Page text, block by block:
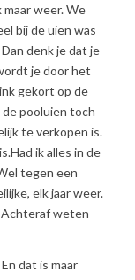
weer. We
bij de uien was
denk je dat je
je door het
gekort op de
pooluien toch
te verkopen is.
ik alles in de
tegen een
elk jaar weer.
Achteraf weten
dat is maar